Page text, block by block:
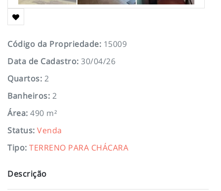
Código da Propriedade: 15009
Data de Cadastro: 30/04/26
Quartos: 2
Banheiros: 2
Área: 490 m²
Status: Venda
Tipo: TERRENO PARA CHÁCARA
Descrição